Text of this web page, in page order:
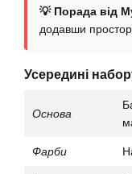
💡 Порада від
додавши
Усередині
Основа
Фарби